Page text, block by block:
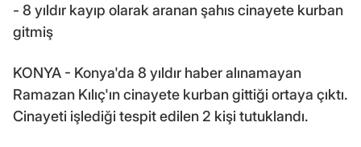
- 8 yıldır kayıp olarak aranan şahıs cinayete kurban
gitmiş
KONYA - Konya'da 8 yıldır haber alınamayan
Ramazan Kılıç'ın cinayete kurban gittiği ortaya çıktı.
Cinayeti işlediği tespit edilen 2 kişi tutuklandı.